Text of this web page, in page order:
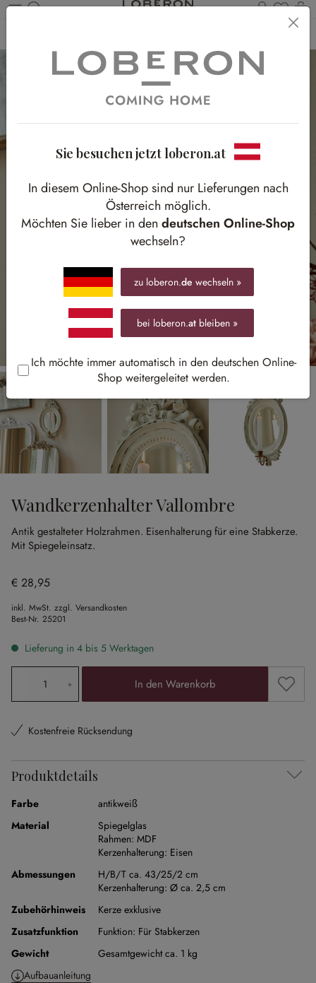
Du
Wandkerzenhalter Vallombre
Antik gestalteter Holzrahmen. Eisenhalterung für eine Stabkerze.
Mit Spiegeleinsatz.
€ 28,95
inkl. MwSt. zzgl. Versandkosten
Best-Nr. 25201
Lieferung in 4 bis 5 Werktagen
Produkt Anzahl: Gib den gewünschten Wert ein oder
In den Warenkorb Zum
Kostenfreie Rücksendung
Produktdetails
Farbe
antikweiß
Material
Spiegelglas
Rahmen: MDF
Kerzenhalterung: Eisen
Abmessungen
H/B/T ca. 43/25/2 cm
Kerzenhalterung: Ø ca. 2,5 cm
Zubehörhinweis
Kerze exklusive
Zusatzfunktion
Funktion: Für Stabkerzen
Gewicht
Gesamtgewicht ca. 1 kg
Aufbauanleitung
Sie besuchen jetzt loberon.at
In diesem Online-Shop sind nur Lieferungen nach
Österreich möglich.
Möchten Sie lieber in den deutschen Online-Shop
wechseln?
zu loberon.de wechseln »
bei loberon.at bleiben »
Ich möchte immer automatisch in den deutschen Online-
Shop weitergeleitet werden.